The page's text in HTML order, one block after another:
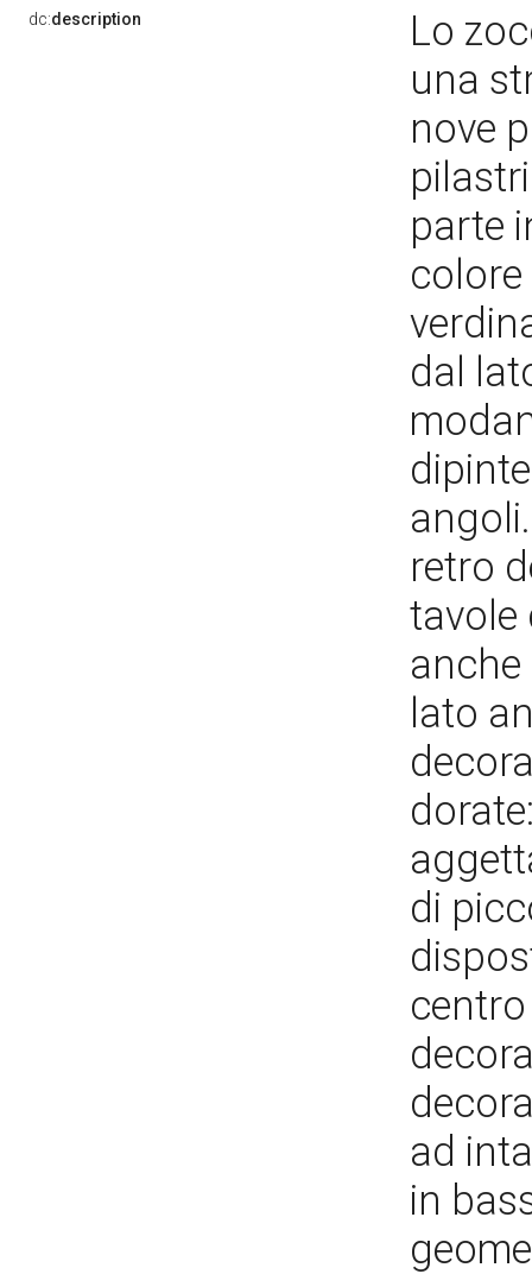
dc:description
Lo
una
nove
parte
dal
retro
tavole
lato
di
ad
in